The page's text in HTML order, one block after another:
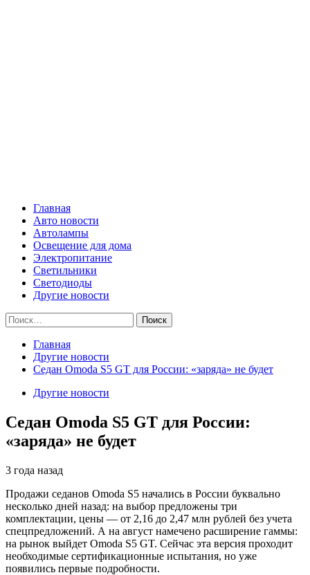
Главная
Авто новости
Автолампы
Освещение для дома
Электропитание
Светильники
Светодиоды
Другие новости
Найти:
Главная
Другие новости
Седан Omoda S5 GT для России: «заряда» не будет
Другие новости
Седан Omoda S5 GT для России:
«заряда» не будет
3 года назад
Продажи седанов Omoda S5 начались в России буквально
несколько дней назад: на выбор предложены три
комплектации, цены — от 2,16 до 2,47 млн рублей без учета
спецпредложений. А на август намечено расширение гаммы:
на рынок выйдет Omoda S5 GT. Сейчас эта версия проходит
необходимые сертификационные испытания, но уже
появились первые подробности.